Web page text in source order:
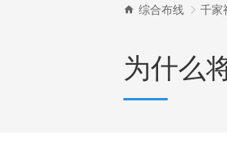
综合布线 千家
为什么